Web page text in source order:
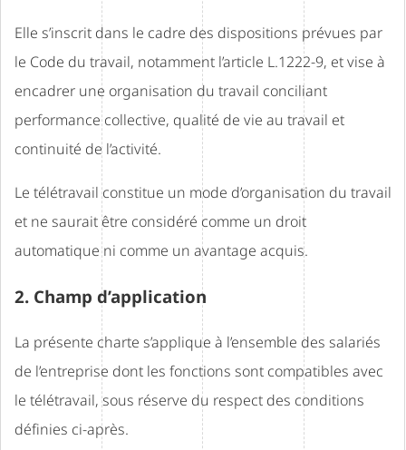
Elle s’inscrit dans le cadre des dispositions prévues par
le Code du travail, notamment l’article L.1222-9, et vise à
encadrer une organisation du travail conciliant
performance collective, qualité de vie au travail et
continuité de l’activité.
Le télétravail constitue un mode d’organisation du travail
et ne saurait être considéré comme un droit
automatique ni comme un avantage acquis.
2. Champ d’application
La présente charte s’applique à l’ensemble des salariés
de l’entreprise dont les fonctions sont compatibles avec
le télétravail, sous réserve du respect des conditions
définies ci-après.